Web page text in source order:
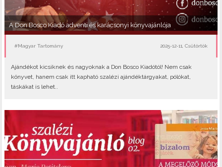
A Don Bosco Kiadó adventi és karácsonyi könyvajánlója
#Magyar Tartomány 2025-12-11, Csütörtök
Ajándékot kicsiknek és nagyoknak a Don Bosco Kiadótól! Nem csak
könyvet, hanem csak itt kapható szalézi ajándéktárgyakat, pólókat,
táskákat is lehet..